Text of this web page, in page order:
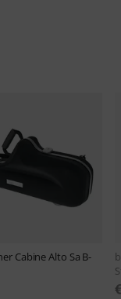
Cabine Alto Sa B-